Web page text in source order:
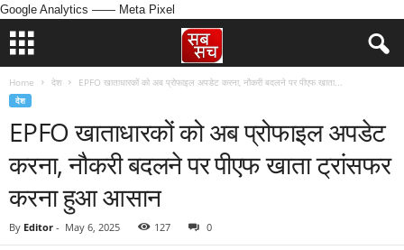
Google Analytics —— Meta Pixel
Home देश EPFO खाताधारकों को अब प्रोफाइल अपडेट करना, नौकरी बदलने पर पीएफ खाता...
देश
EPFO खाताधारकों को अब प्रोफाइल अपडेट
करना, नौकरी बदलने पर पीएफ खाता ट्रांसफर
करना हुआ आसान
By Editor - May 6, 2025 127 0